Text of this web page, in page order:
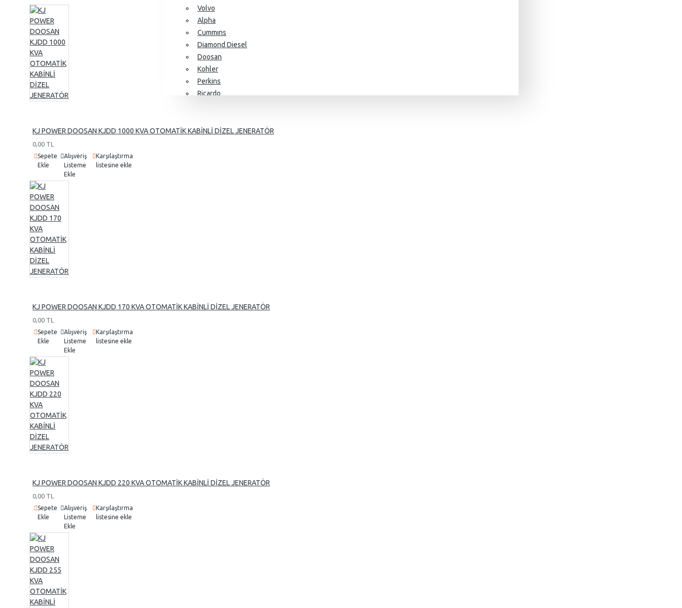
Volvo
Alpha
Cummıns
Diamond Diesel
Doosan
Kohler
Perkins
Ricardo
Baudouin
KJ POWER DOOSAN KJDD 1000 KVA OTOMATİK KABİNLİ DİZEL JENERATÖR
0,00 TL
Sepete
Ekle
Alışveriş
Listeme
Ekle
Karşılaştırma
listesine ekle
KJ POWER DOOSAN KJDD 170 KVA OTOMATİK KABİNLİ DİZEL JENERATÖR
0,00 TL
Sepete
Ekle
Alışveriş
Listeme
Ekle
Karşılaştırma
listesine ekle
KJ POWER DOOSAN KJDD 220 KVA OTOMATİK KABİNLİ DİZEL JENERATÖR
0,00 TL
Sepete
Ekle
Alışveriş
Listeme
Ekle
Karşılaştırma
listesine ekle